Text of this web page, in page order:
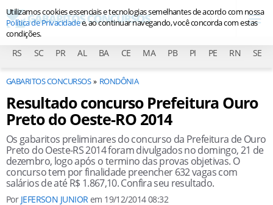
RS SC PR AL BA CE MA PB PI PE RN SE
GABARITOS CONCURSOS RONDÔNIA
Resultado concurso Prefeitura Ouro
Preto do Oeste-RO 2014
Os gabaritos preliminares do concurso da Prefeitura de Ouro
Preto do Oeste-RS 2014 foram divulgados no domingo, 21 de
dezembro, logo após o termino das provas objetivas. O
concurso tem por finalidade preencher 632 vagas com
salários de até R$ 1.867,10. Confira seu resultado.
Por JEFERSON JUNIORem 19/12/2014 08:32
Utilizamos cookies essenciais e tecnologias semelhantes de acordo com nossa
Política de Privacidadee, ao continuar navegando, você concorda com estas
condições.